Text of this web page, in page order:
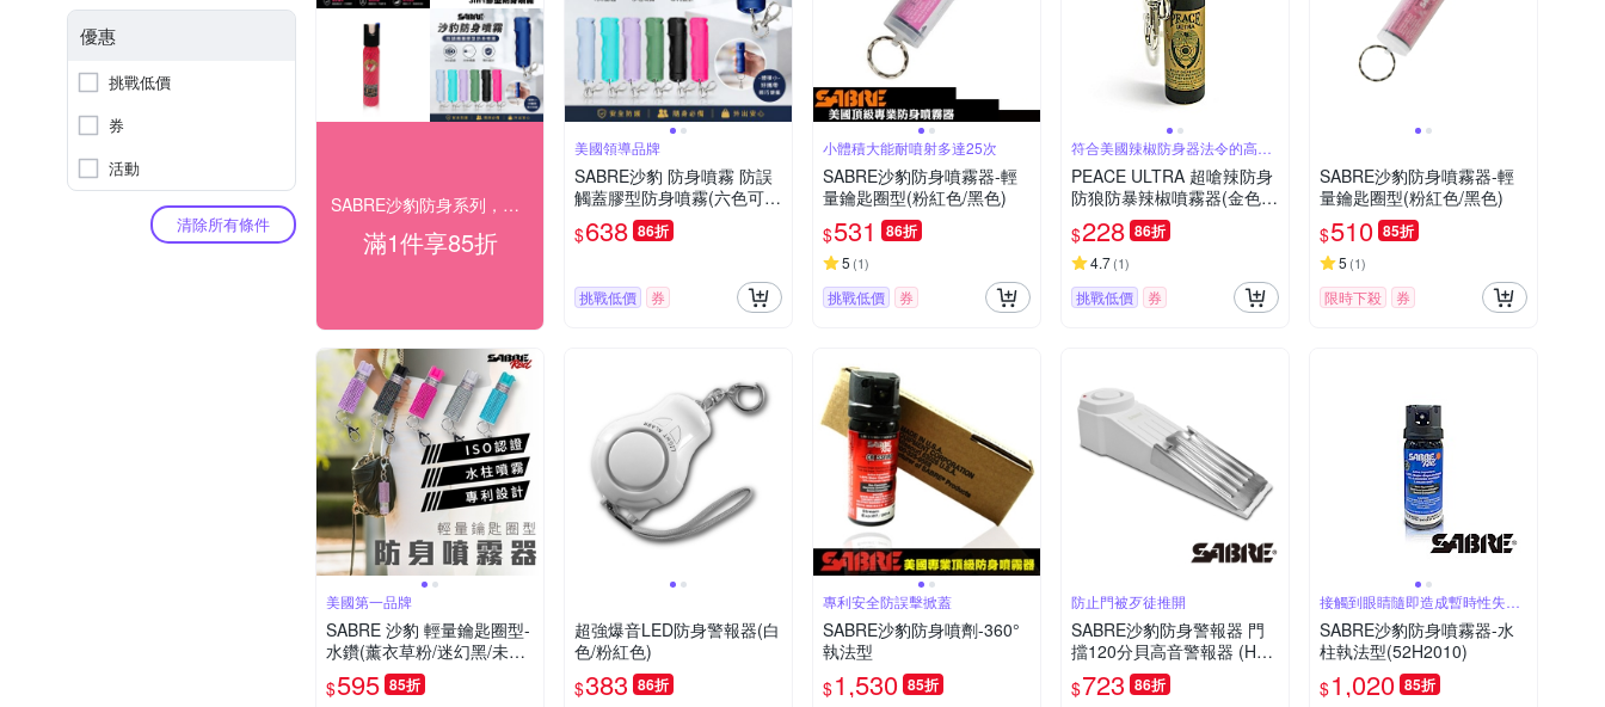
優惠
挑戰低價
券
活動
清除所有條件
SABRE沙豹防身系列，結帳85折！
滿1件享85折
美國領導品牌
SABRE沙豹 防身噴霧 防誤
觸蓋膠型防身噴霧(六色可
選)
$638 86折
挑戰低價 券
小體積大能耐噴射多達25次
SABRE沙豹防身噴霧器-輕
量鑰匙圈型(粉紅色/黑色)
$531 86折
5 (1)
挑戰低價 券
符合美國辣椒防身器法令的高標
等級
PEACE ULTRA 超嗆辣防身
防狼防暴辣椒噴霧器(金色鑰
匙圈型)
$228 86折
4.7(1)
挑戰低價 券
SABRE沙豹防身噴霧器-輕
量鑰匙圈型(粉紅色/黑色)
$510 85折
5 (1)
限時下殺 券
美國第一品牌
SABRE 沙豹 輕量鑰匙圈型-
水鑽(薰衣草粉/迷幻黑/未來
白/活力粉紅/薄荷青)
$595 85折
超強爆音LED防身警報器(白
色/粉紅色)
$383 86折
專利安全防誤擊掀蓋
SABRE沙豹防身噴劑-360°
執法型
$1,530 85折
防止門被歹徒推開
SABRE沙豹防身警報器 門
擋120分貝高音警報器 (HS-
DSA)
$723 86折
接觸到眼睛隨即造成暫時性失明
50分鐘
SABRE沙豹防身噴霧器-水
柱執法型(52H2010)
$1,020 85折